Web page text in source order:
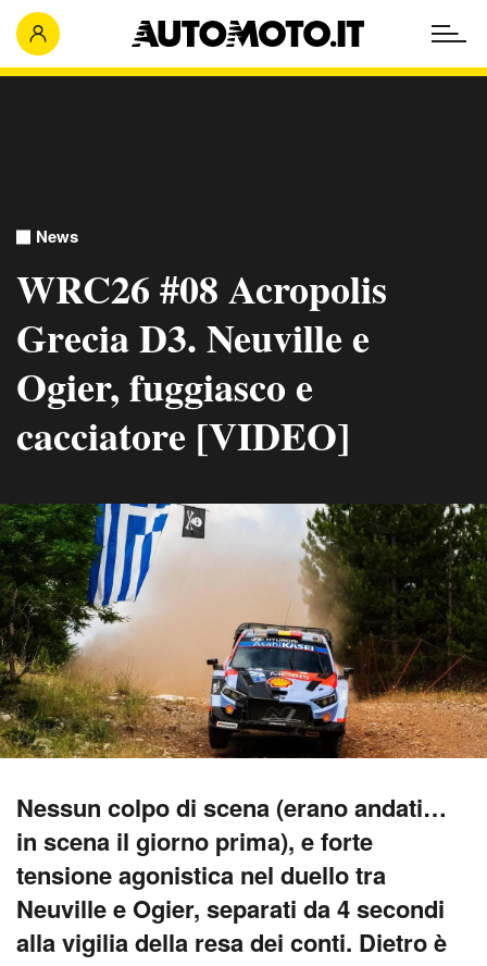
News
WRC26 #08 Acropolis
Grecia D3. Neuville e
Ogier, fuggiasco e
cacciatore [VIDEO]
Nessun colpo di scena (erano andati…
in scena il giorno prima), e forte
tensione agonistica nel duello tra
Neuville e Ogier, separati da 4 secondi
alla vigilia della resa dei conti. Dietro è